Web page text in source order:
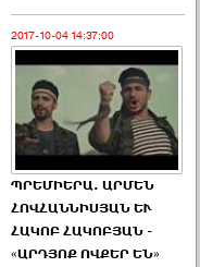
2017-10-04 14:37:00
ՊՐԵՄԻԵՐԱ. ԱՐՄԵՆ
ՀՈՎՀԱՆՆԻՍՅԱՆ ԵՒ
ՀԱԿՈԲ ՀԱԿՈԲՅԱՆ -
«ԱՐԴՅՈՔ ՈՎՔԵՐ ԵՆ»